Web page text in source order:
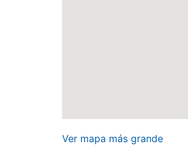
Ver mapa más grande